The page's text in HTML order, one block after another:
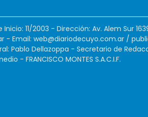
11/2003 - Dirección: Av. Alem Sur
- Email: web@diariodecuyo.com.ar /
Pablo Dellazoppa - Secretario de
- FRANCISCO MONTES S.A.C.I.F.